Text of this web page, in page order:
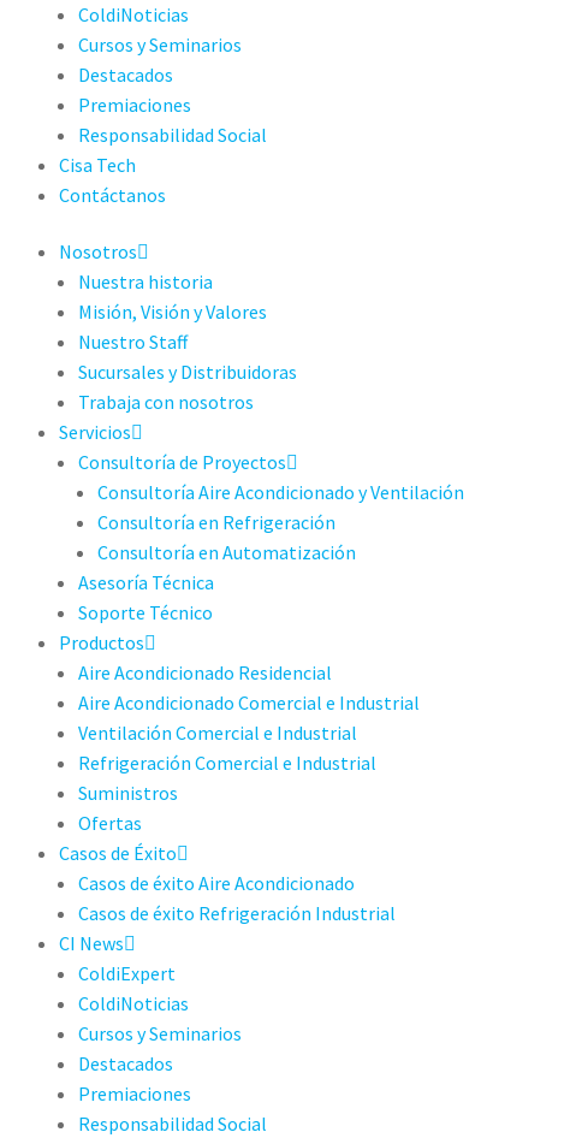
ColdiNoticias
Cursos y Seminarios
Destacados
Premiaciones
Responsabilidad Social
Cisa Tech
Contáctanos
Nosotros
Nuestra historia
Misión, Visión y Valores
Nuestro Staff
Sucursales y Distribuidoras
Trabaja con nosotros
Servicios
Consultoría de Proyectos
Consultoría Aire Acondicionado y Ventilación
Consultoría en Refrigeración
Consultoría en Automatización
Asesoría Técnica
Soporte Técnico
Productos
Aire Acondicionado Residencial
Aire Acondicionado Comercial e Industrial
Ventilación Comercial e Industrial
Refrigeración Comercial e Industrial
Suministros
Ofertas
Casos de Éxito
Casos de éxito Aire Acondicionado
Casos de éxito Refrigeración Industrial
CI News
ColdiExpert
ColdiNoticias
Cursos y Seminarios
Destacados
Premiaciones
Responsabilidad Social